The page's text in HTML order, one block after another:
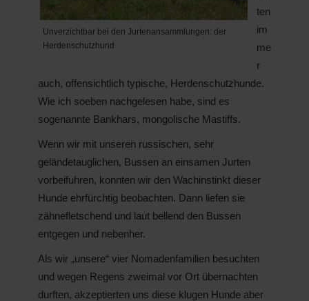
Unverzichtbar bei den Jurtenansammlungen: der
Herdenschutzhund
ten
im
me
r
auch, offensichtlich typische, Herdenschutzhunde.
Wie ich soeben nachgelesen habe, sind es
sogenannte Bankhars, mongolische Mastiffs.
Wenn wir mit unseren russischen, sehr
geländetauglichen, Bussen an einsamen Jurten
vorbeifuhren, konnten wir den Wachinstinkt dieser
Hunde ehrfürchtig beobachten. Dann liefen sie
zähnefletschend und laut bellend den Bussen
entgegen und nebenher.
Als wir „unsere“ vier Nomadenfamilien besuchten
und wegen Regens zweimal vor Ort übernachten
durften, akzeptierten uns diese klugen Hunde aber